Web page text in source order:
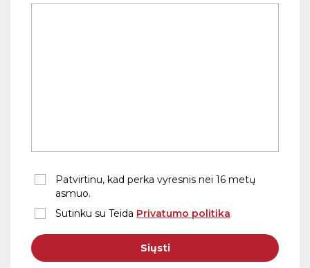
Patvirtinu, kad perka vyresnis nei 16 metų
asmuo.
Sutinku su Teida Privatumo politika